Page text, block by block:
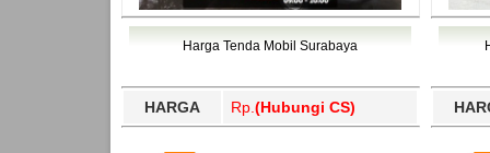
Harga Tenda Mobil Surabaya
HARGA Rp. (Hubungi CS)